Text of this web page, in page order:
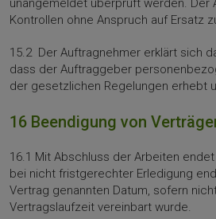
unangemeldet überprüft werden. Der
Kontrollen ohne Anspruch auf Ersatz
15.2 Der Auftragnehmer erklärt sich
dass der Auftraggeber
der gesetzlichen Regelungen erhebt
16 Beendigung von
16.1 Mit Abschluss der Arbeiten
bei nicht fristgerechter Erledi­gung
Vertrag genannten Datum, sofern
Vertragslaufzeit vereinbart wurde.